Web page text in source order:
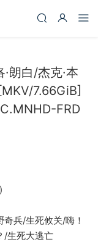
朗白/杰克·本
7.66GiB]
FRD
/生死攸关/嗨！
/生死大逃亡